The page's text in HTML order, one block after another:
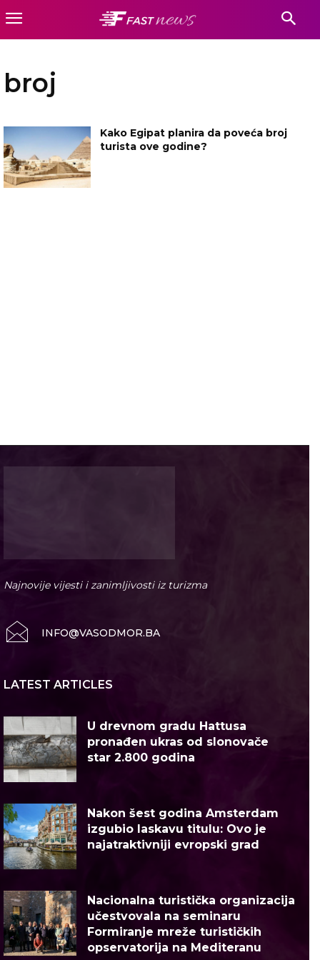
broj
Kako Egipat planira da poveća broj
turista ove godine?
Najnovije vijesti i zanimljivosti iz turizma
INFO@VASODMOR.BA
LATEST ARTICLES
U drevnom gradu Hattusa
pronađen ukras od slonovače
star 2.800 godina
Nakon šest godina Amsterdam
izgubio laskavu titulu: Ovo je
najatraktivniji evropski grad
Nacionalna turistička organizacija
učestvovala na seminaru
Formiranje mreže turističkih
opservatorija na Mediteranu